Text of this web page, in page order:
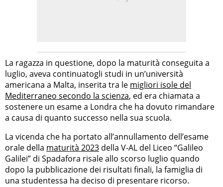
La ragazza in questione, dopo la maturità conseguita a
luglio, aveva continuatogli studi in un’università
americana a Malta, inserita tra le migliori isole del
Mediterraneo secondo la scienza, ed era chiamata a
sostenere un esame a Londra che ha dovuto rimandare
a causa di quanto successo nella sua scuola.
La vicenda che ha portato all’annullamento dell’esame
orale della maturità 2023 della V-AL del Liceo “Galileo
Galilei” di Spadafora risale allo scorso luglio quando
dopo la pubblicazione dei risultati finali, la famiglia di
una studentessa ha deciso di presentare ricorso.